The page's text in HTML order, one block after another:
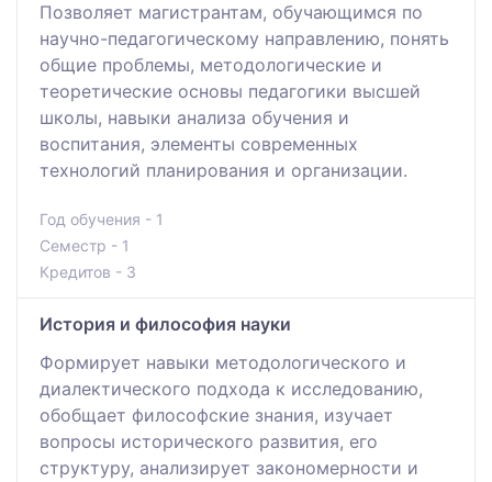
Позволяет магистрантам, обучающимся по
научно-педагогическому направлению, понять
общие проблемы, методологические и
теоретические основы педагогики высшей
школы, навыки анализа обучения и
воспитания, элементы современных
технологий планирования и организации.
Год обучения - 1
Семестр - 1
Кредитов - 3
История и философия науки
Формирует навыки методологического и
диалектического подхода к исследованию,
обобщает философские знания, изучает
вопросы исторического развития, его
структуру, анализирует закономерности и